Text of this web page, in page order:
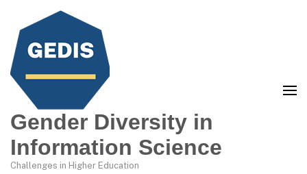
Gender Diversity in
Information Science
Challenges in Higher Education